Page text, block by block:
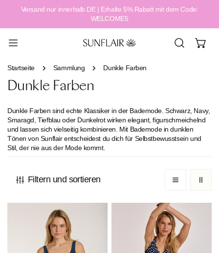
springen
Versand nur innerhalb DE | Erhalte 5% Rabatt mit dem Code:
WELCOME5
Startseite Sammlung Dunkle Farben
Dunkle Farben
Dunkle Farben sind echte Klassiker in der Bademode.Schwarz, Navy,
Smaragd, Tiefblau oder Dunkelrotwirken elegant, figurschmeichelnd
und lassen sich vielseitig kombinieren. Mit Bademode in dunklen
Tönen von Sunflair entscheidest du dich für Selbstbewusstsein und
Stil, der nie aus der Mode kommt.
Filtern und sortieren